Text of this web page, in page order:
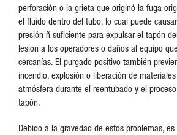
perforación o la grieta que originó la fuga
el fluido dentro del tubo, lo cual puede
presión ñ suficiente para expulsar el tapón
lesión a los operadores o daños al equipo
cercanías. El purgado positivo también
incendio, explosión o liberación de
atmósfera durante el reentubado y el
tapón.
Debido a la gravedad de estos problemas,